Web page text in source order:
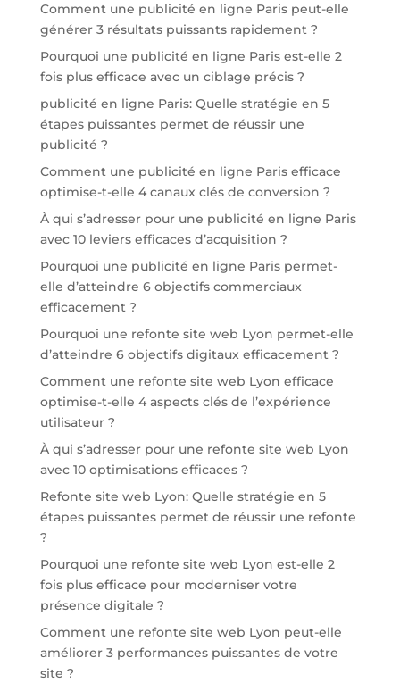
Comment une publicité en ligne Paris peut-elle
générer 3 résultats puissants rapidement ?
Pourquoi une publicité en ligne Paris est-elle 2
fois plus efficace avec un ciblage précis ?
publicité en ligne Paris: Quelle stratégie en 5
étapes puissantes permet de réussir une
publicité ?
Comment une publicité en ligne Paris efficace
optimise-t-elle 4 canaux clés de conversion ?
À qui s’adresser pour une publicité en ligne Paris
avec 10 leviers efficaces d’acquisition ?
Pourquoi une publicité en ligne Paris permet-
elle d’atteindre 6 objectifs commerciaux
efficacement ?
Pourquoi une refonte site web Lyon permet-elle
d’atteindre 6 objectifs digitaux efficacement ?
Comment une refonte site web Lyon efficace
optimise-t-elle 4 aspects clés de l’expérience
utilisateur ?
À qui s’adresser pour une refonte site web Lyon
avec 10 optimisations efficaces ?
Refonte site web Lyon: Quelle stratégie en 5
étapes puissantes permet de réussir une refonte
?
Pourquoi une refonte site web Lyon est-elle 2
fois plus efficace pour moderniser votre
présence digitale ?
Comment une refonte site web Lyon peut-elle
améliorer 3 performances puissantes de votre
site ?